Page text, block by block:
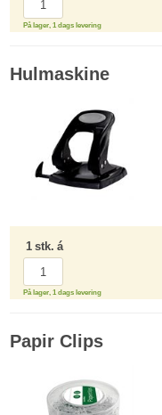
På lager, 1 dags levering
Hulmaskine
1 stk. á
På lager, 1 dags levering
Papir Clips